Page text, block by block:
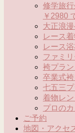
修学旅
￥2980
大正浪
レース
レース
ファミ
袴プラン
卒業式
七五三
着物レ
プロの
ご予約
地図・アクセ